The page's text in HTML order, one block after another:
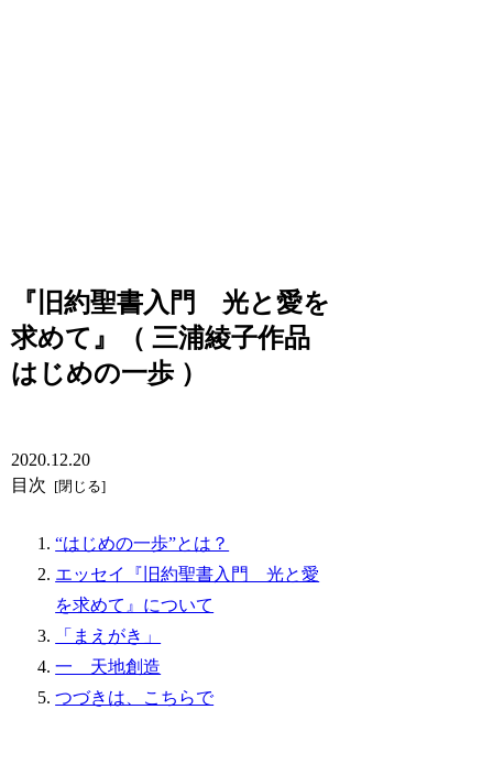
『旧約聖書入門 光と愛を
求めて』（ 三浦綾子作品
はじめの一歩 ）
2020.12.20
目次
“はじめの一歩”とは？
エッセイ『旧約聖書入門 光と愛
を求めて』について
「まえがき」
一 天地創造
つづきは、こちらで